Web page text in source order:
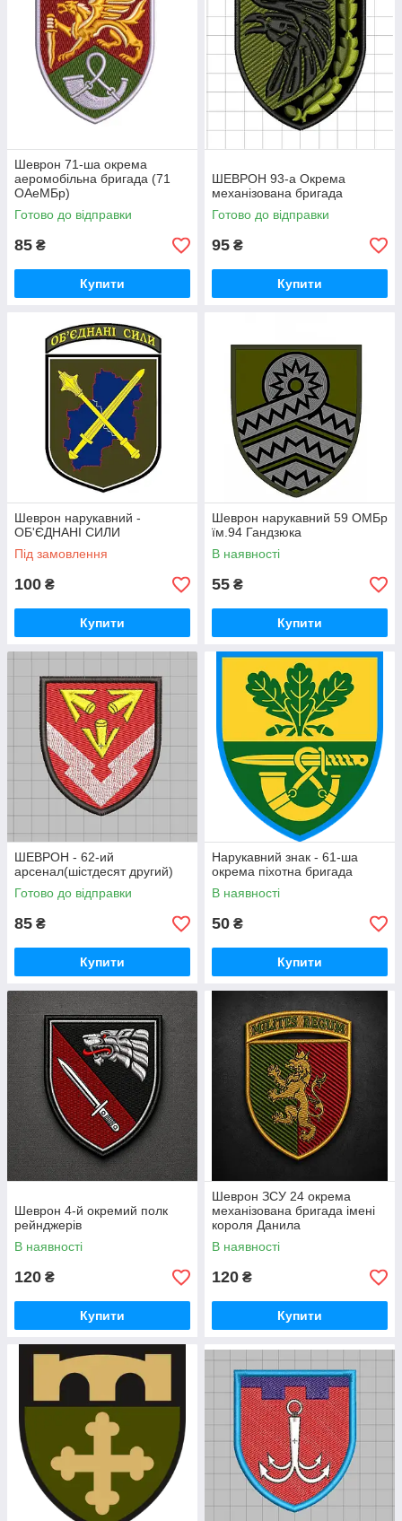
Шеврон 71-ша окрема
аеромобільна бригада (71
ОАеМБр)
Готово до відправки
85 ₴
Купити
ШЕВРОН 93-а Окрема
механізована бригада
Готово до відправки
95 ₴
Купити
Шеврон нарукавний -
ОБ'ЄДНАНІ СИЛИ
Під замовлення
100 ₴
Купити
Шеврон нарукавний 59 ОМБр
їм.94 Гандзюка
В наявності
55 ₴
Купити
ШЕВРОН - 62-ий
арсенал(шістдесят другий)
Готово до відправки
85 ₴
Купити
Нарукавний знак - 61-ша
окрема піхотна бригада
В наявності
50 ₴
Купити
Шеврон 4-й окремий полк
рейнджерів
В наявності
120 ₴
Купити
Шеврон ЗСУ 24 окрема
механізована бригада імені
короля Данила
В наявності
120 ₴
Купити